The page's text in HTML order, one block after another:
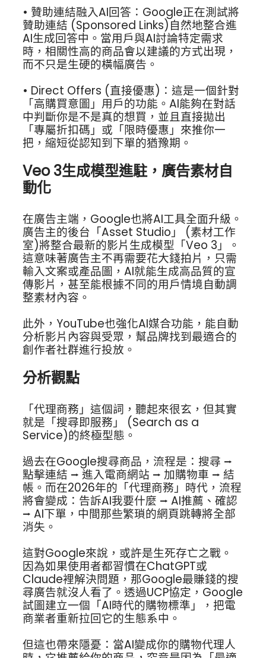
• 贊助連結融入AI回答：Google正在測試將
贊助連結 (Sponsored Links)自然地整合進
AI生成回答中。當用戶與AI討論特定需求
時，相關性高的商品會以建議的方式出現，
而不只是生硬的橫幅廣告。
• Direct Offers (直接優惠)：這是一個針對
「高購買意圖」用戶的功能。AI能夠在對話
中判斷你是不是真的想買，並且直接拋出
「專屬折扣碼」或「限時優惠」來推你一
把，縮短從認知到下單的猶豫期。
Veo 3生成模型進駐，廣告素材自
動化
在廣告主端，Google也將AI工具全面升級。
廣告主的後台「Asset Studio」 (素材工作
室)將整合最新的影片生成模型「Veo 3」。
這意味著廣告主不再需要花大錢拍片，只需
輸入文案或產品圖，AI就能生成高品質的宣
傳影片，甚至能根據不同的用戶情境自動調
整素材內容。
此外，YouTube也強化AI媒合功能，能自動
分析影片內容與受眾，幫品牌找到最適合的
創作者社群進行投放。
分析觀點
「代理商務」這個詞，聽起來很玄，但其實
就是「搜尋即服務」 (Search as a
Service)的終極型態。
過去在Google搜尋商品，流程是：搜尋 ⭢
點擊連結 ⭢ 進入電商網站 ⭢ 加購物車 ⭢ 結
帳。而在2026年的「代理商務」時代，流程
將會變成：告訴AI我要什麼 ⭢ AI推薦、確認
⭢ AI下單，中間那些繁瑣的網頁跳轉將全部
消失。
這對Google來說，或許是生死存亡之戰。
因為如果使用者都習慣在ChatGPT或
Claude裡解決問題，那Google最賺錢的搜
尋廣告就沒人看了。透過UCP協定，Google
試圖建立一個「AI時代的購物標準」，把電
商業者重新拉回它的生態系中。
但這也帶來隱憂：當AI變成你的購物代理人